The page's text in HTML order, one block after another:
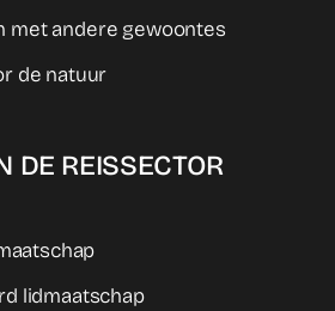
met andere gewoontes
de natuur
DE REISSECTOR
lidmaatschap